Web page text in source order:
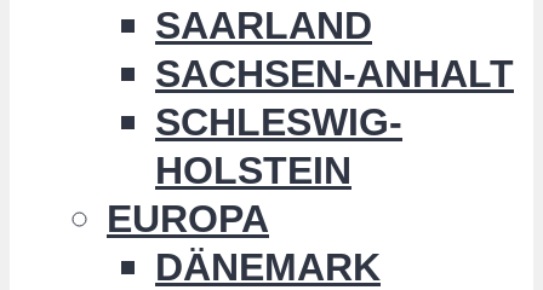
SAARLAND
SACHSEN-ANHALT
SCHLESWIG-
HOLSTEIN
EUROPA
DÄNEMARK